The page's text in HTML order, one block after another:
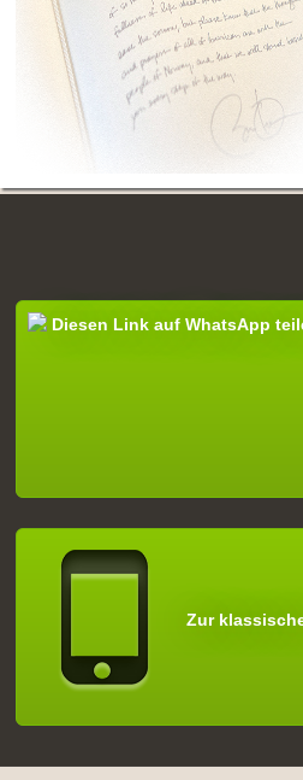
Diesen Link auf WhatsApp
Zur